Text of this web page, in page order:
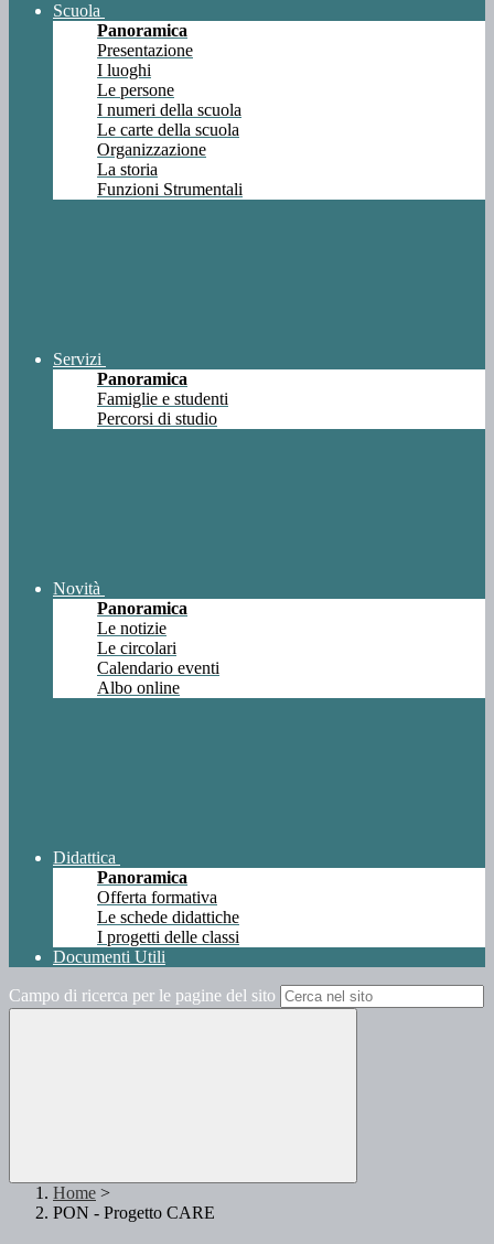
Scuola
Panoramica
Presentazione
I luoghi
Le persone
I numeri della scuola
Le carte della scuola
Organizzazione
La storia
Funzioni Strumentali
Servizi
Panoramica
Famiglie e studenti
Percorsi di studio
Novità
Panoramica
Le notizie
Le circolari
Calendario eventi
Albo online
Didattica
Panoramica
Offerta formativa
Le schede didattiche
I progetti delle classi
Documenti Utili
Campo di ricerca per le pagine del sito
Home >
PON - Progetto CARE